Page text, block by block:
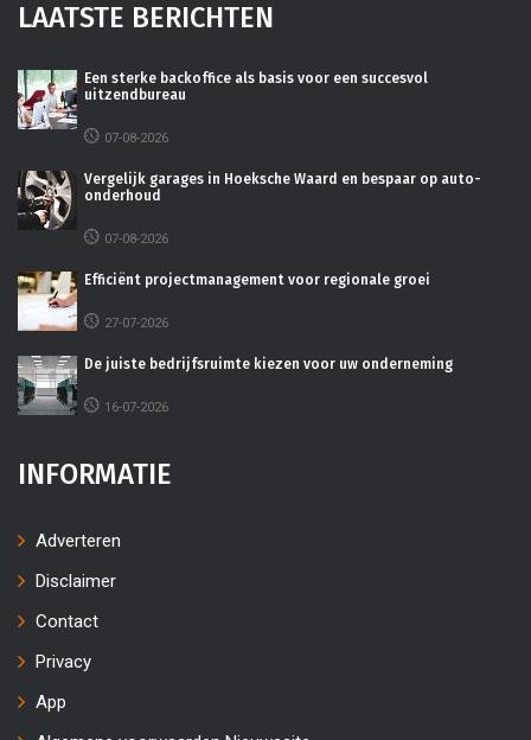
LAATSTE BERICHTEN
Een sterke backoffice als basis voor een succesvol
uitzendbureau
07-08-2026
Vergelijk garages in Hoeksche Waard en bespaar op auto-
onderhoud
07-08-2026
Efficiënt projectmanagement voor regionale groei
27-07-2026
De juiste bedrijfsruimte kiezen voor uw onderneming
16-07-2026
INFORMATIE
Adverteren
Disclaimer
Contact
Privacy
App